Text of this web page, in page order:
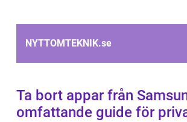
NYTTOMTEKNIK.se
Ta bort appar från
omfattande guide för